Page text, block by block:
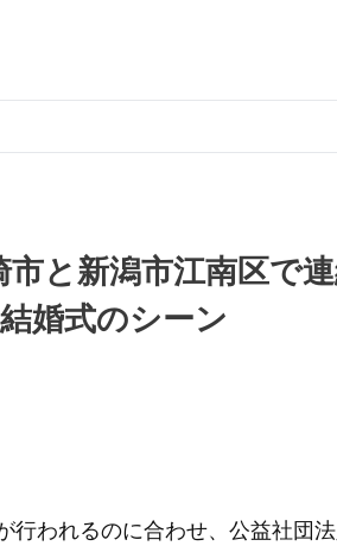
市と新潟市江南区で
婚式のシーン
行われるのに合わせ、公益社団